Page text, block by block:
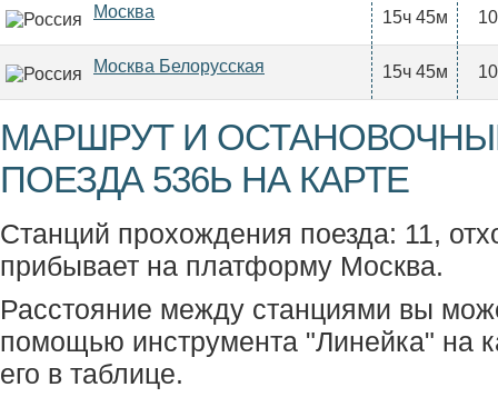
Москва 15ч 45м
Москва Белорусская 15ч 45м
МАРШРУТ И
ПОЕЗДА 536Ь НА КАРТЕ
Станций прохождения поезда: 11,
прибывает на платформу Москва.
Расстояние между станциями вы
помощью инструмента "Линейка" на
его в таблице.